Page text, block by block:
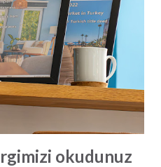
okudunuz